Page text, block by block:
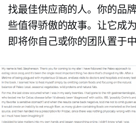
找最佳供应商的人。你的品
些值得骄傲的故事。让它成为
即将你自己或你的团队置于中